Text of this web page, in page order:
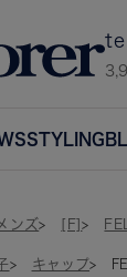
STYLING
ンズ [F]
キャップ